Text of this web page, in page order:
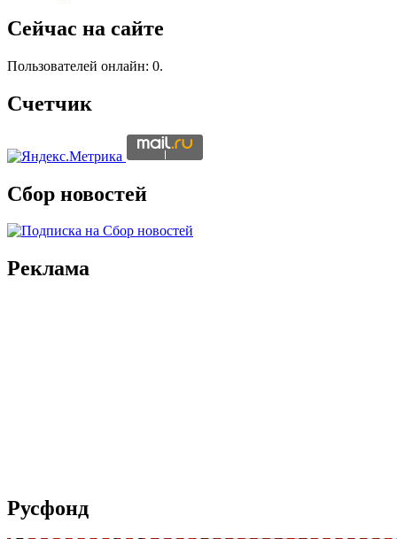
Сейчас на сайте
Пользователей онлайн: 0.
Счетчик
Сбор новостей
Реклама
Русфонд